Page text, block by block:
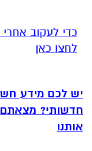
לחצו כאן
יש לכם מידע
חדשותי?
אותנו